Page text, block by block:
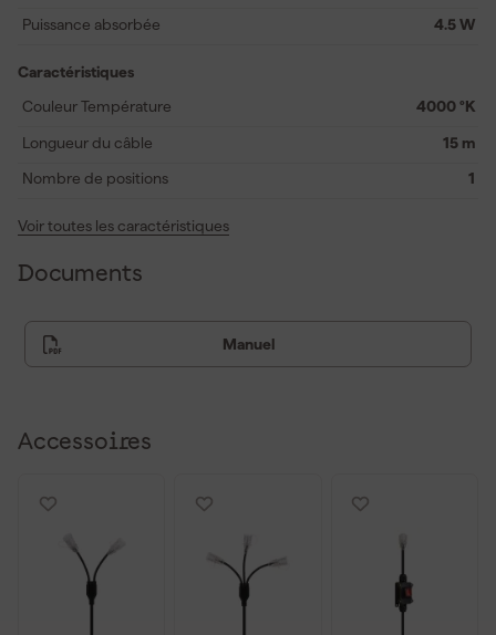
60 mètres ou raccourci à la dimension souhaitée. Vous adaptez
manière fiable à des températures comprises entre -20°C et
+40°C, est livré avec un câble d’alimentation de 1,8 mètre (sans
transformateur de sécurité pour son utilisation.
Puissance absorbée 4.5 W
Caractéristiques
Couleur Température
4000 °K
Longueur du câble 15 m
Nombre de positions 1
Voir toutes les caractéristiques
Documents
Manuel
Accessoires